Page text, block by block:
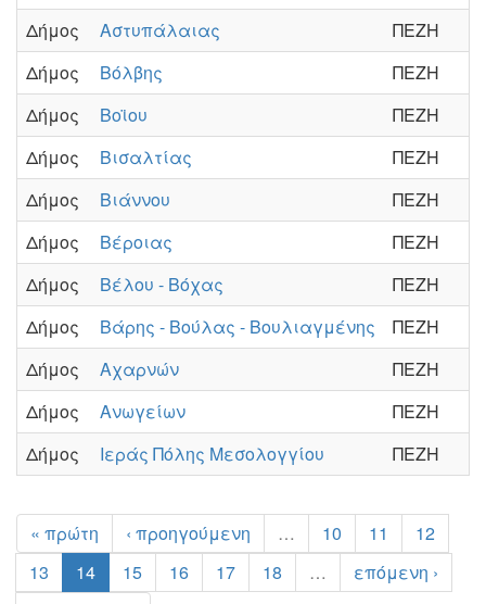
Δήμος
Αστυπάλαιας
ΠΕΖΗ
Δήμος
Βόλβης
ΠΕΖΗ
Δήμος
Βοϊου
ΠΕΖΗ
Δήμος
Βισαλτίας
ΠΕΖΗ
Δήμος
Βιάννου
ΠΕΖΗ
Δήμος
Βέροιας
ΠΕΖΗ
Δήμος
Βέλου - Βόχας
ΠΕΖΗ
Δήμος
Βάρης - Βούλας - Βουλιαγμένης
ΠΕΖΗ
Δήμος
Αχαρνών
ΠΕΖΗ
Δήμος
Ανωγείων
ΠΕΖΗ
Δήμος
Ιεράς Πόλης Μεσολογγίου ΠΕΖΗ
« πρώτη ‹ προηγούμενη … 10 11
12
13
14 15 16 17 18 …
επόμενη ›